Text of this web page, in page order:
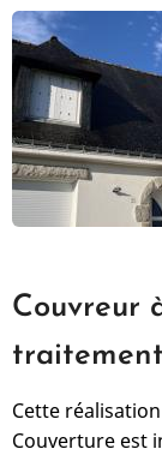
Couvreur
Cette
Couverture est